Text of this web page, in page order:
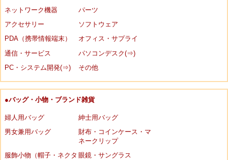
ネットワーク機器
パーツ
アクセサリー
ソフトウェア
PDA（携帯情報端末）
オフィス・サプライ
通信・サービス
パソコンデスク(⇒)
PC・システム開発(⇒)
その他
●バッグ・小物・ブランド雑貨
婦人用バッグ
紳士用バッグ
男女兼用バッグ
財布・コインケース・マ
ネークリップ
服飾小物（帽子・ネクタ 眼鏡・サングラス